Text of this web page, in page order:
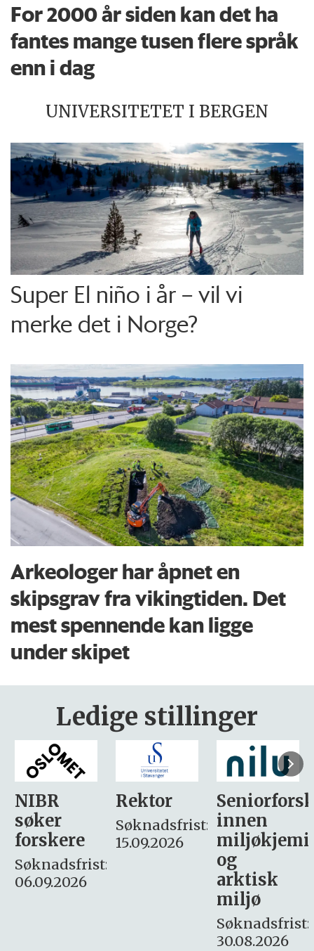
For 2000 år siden kan det ha
fantes mange tusen flere språk
enn i dag
UNIVERSITETET I BERGEN
Super El niño i år – vil vi
merke det i Norge?
Arkeologer har åpnet en
skipsgrav fra vikingtiden. Det
mest spennende kan ligge
under skipet
Ledige stillinger
Rektor
Søknadsfrist:
15.09.2026
Seniorforsker
innen
miljøkjemi
søker
– fast
Søknadsfrist:
16. august.